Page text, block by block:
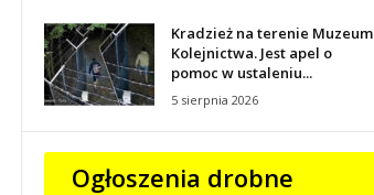
Kradzież na terenie Muzeum
Kolejnictwa. Jest apel o
pomoc w ustaleniu...
5 sierpnia 2026
Ogłoszenia drobne